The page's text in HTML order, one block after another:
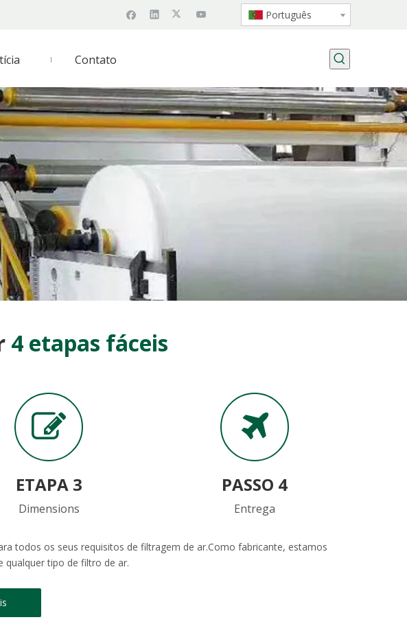
Português
Contato
4 etapas fáceis
ETAPA 3
Dimensions
PASSO 4
Entrega
todos os seus requisitos de filtragem de ar.Como fabricante, estamos
qualquer tipo de filtro de ar.